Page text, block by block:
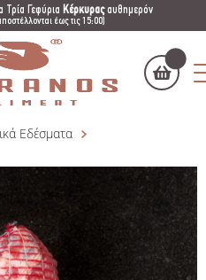
Γεφύρια Κέρκυραςαυθημερόν
έως τις 15:00)
Εδέσματα